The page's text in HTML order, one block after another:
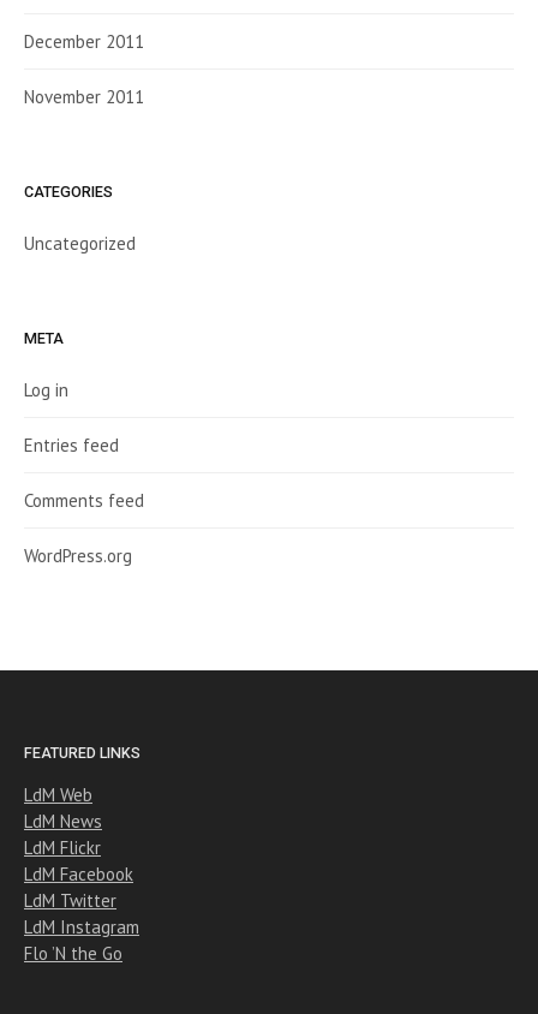
December 2011
November 2011
CATEGORIES
Uncategorized
META
Log in
Entries feed
Comments feed
WordPress.org
FEATURED LINKS
LdM Web
LdM News
LdM Flickr
LdM Facebook
LdM Twitter
LdM Instagram
Flo ’N the Go